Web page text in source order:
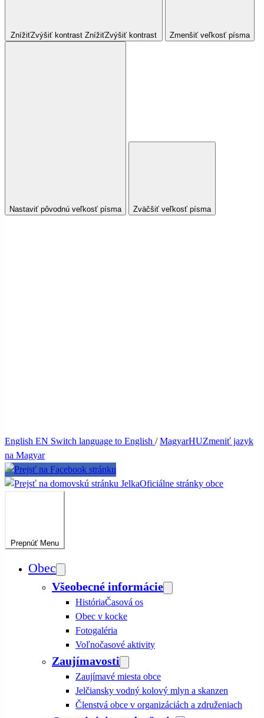
ZnížiťZvýšiť kontrast ZnížiťZvýšiť kontrast Zmenšiť veľkosť písma
Nastaviť pôvodnú veľkosť písma Zväčšiť veľkosť písma
English EN Switch language to English /MagyarHUZmeniť jazyk
na Magyar
JelkaOficiálne stránky obce
Prepnúť Menu
Obec
Všeobecné informácie
HistóriaČasová os
Obec v kocke
Fotogaléria
Voľnočasové aktivity
Zaujímavosti
Zaujímavé miesta obce
Jelčiansky vodný kolový mlyn a skanzen
Členstvá obce v organizáciách a združeniach